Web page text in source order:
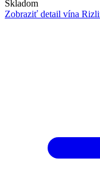
Skladom
Zobraziť detail vína